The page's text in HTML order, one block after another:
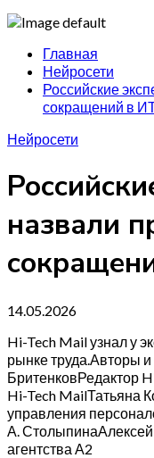
Главная
Нейросети
Российские
сокращений в
Нейросети
назвали
14.05.2026
Hi-Tech Mail узнал у
рынке труда.Авторы
БритенковРедактор
Hi-Tech MailТатьяна
управления
А.
агентства А2